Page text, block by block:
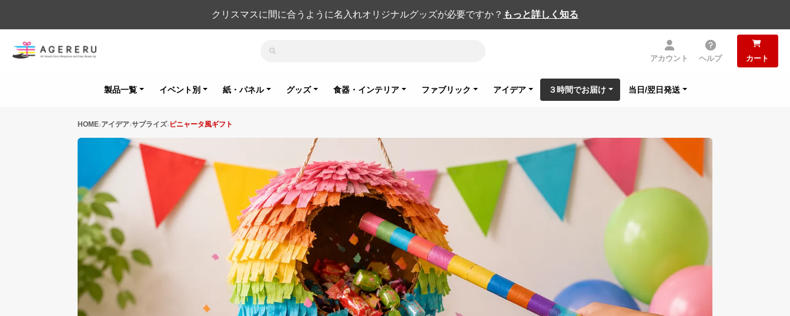
クリスマスに間に合うように名入れオリジナルグッズが必要ですか？ もっと詳しく知る
アカウント ヘルプ カート
製品一覧 イベント別 紙・パネル グッズ 食器・インテリア ファブリック アイデア ３時間でお届け 当日/翌日発送
HOME アイデア サプライズ ピニャータ風ギフト